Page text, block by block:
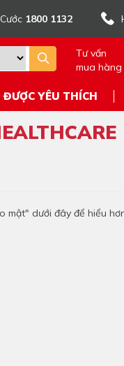
1800 1132
Tư vấn
mua hàng
YÊU THÍCH
dưới đây để hiểu